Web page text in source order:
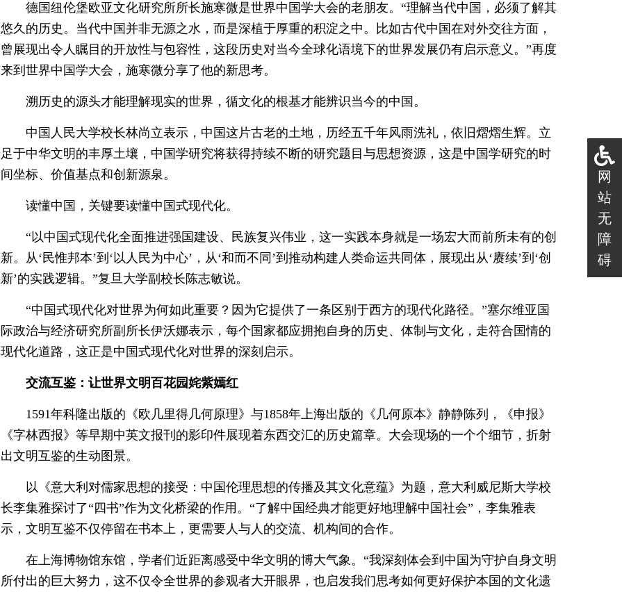
网
站
无
障
碍
德国纽伦堡欧亚文化研究所所长施寒微是世界中国学大会的老朋友。“理解当代中国，必须了解其
悠久的历史。当代中国并非无源之水，而是深植于厚重的积淀之中。比如古代中国在对外交往方面，
曾展现出令人瞩目的开放性与包容性，这段历史对当今全球化语境下的世界发展仍有启示意义。”再度
来到世界中国学大会，施寒微分享了他的新思考。
溯历史的源头才能理解现实的世界，循文化的根基才能辨识当今的中国。
中国人民大学校长林尚立表示，中国这片古老的土地，历经五千年风雨洗礼，依旧熠熠生辉。立
足于中华文明的丰厚土壤，中国学研究将获得持续不断的研究题目与思想资源，这是中国学研究的时
间坐标、价值基点和创新源泉。
读懂中国，关键要读懂中国式现代化。
“以中国式现代化全面推进强国建设、民族复兴伟业，这一实践本身就是一场宏大而前所未有的创
新。从‘民惟邦本’到‘以人民为中心’，从‘和而不同’到推动构建人类命运共同体，展现出从‘赓续’到‘创
新’的实践逻辑。”复旦大学副校长陈志敏说。
“中国式现代化对世界为何如此重要？因为它提供了一条区别于西方的现代化路径。”塞尔维亚国
际政治与经济研究所副所长伊沃娜表示，每个国家都应拥抱自身的历史、体制与文化，走符合国情的
现代化道路，这正是中国式现代化对世界的深刻启示。
交流互鉴：让世界文明百花园姹紫嫣红
1591年科隆出版的《欧几里得几何原理》与1858年上海出版的《几何原本》静静陈列，《申报》
《字林西报》等早期中英文报刊的影印件展现着东西交汇的历史篇章。大会现场的一个个细节，折射
出文明互鉴的生动图景。
以《意大利对儒家思想的接受：中国伦理思想的传播及其文化意蕴》为题，意大利威尼斯大学校
长李集雅探讨了“四书”作为文化桥梁的作用。“了解中国经典才能更好地理解中国社会”，李集雅表
示，文明互鉴不仅停留在书本上，更需要人与人的交流、机构间的合作。
在上海博物馆东馆，学者们近距离感受中华文明的博大气象。“我深刻体会到中国为守护自身文明
所付出的巨大努力，这不仅令全世界的参观者大开眼界，也启发我们思考如何更好保护本国的文化遗